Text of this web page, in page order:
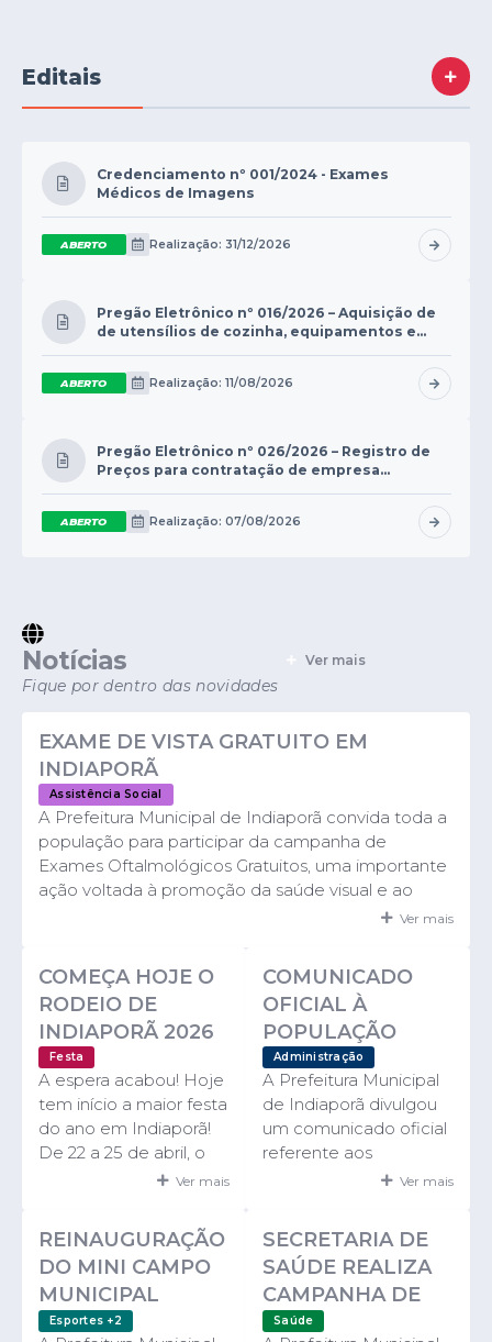
Galeria de Fotos
Notícias
Obras
Galeria de Vídeos
Projetos
Contas Públicas
Serviços Online
Transparência
Agenda
SIC
Contato
Editais
Credenciamento nº 001/2024 - Exames
Médicos de Imagens
ABERTO Realização: 31/12/2026
Pregão Eletrônico nº 016/2026 – Aquisição de
de utensílios de cozinha, equipamentos e
ABERTO Realização: 11/08/2026
Pregão Eletrônico nº 026/2026 – Registro de
Preços para contratação de empresa
recebimento e disposição...
ABERTO Realização: 07/08/2026
Notícias
Fique por dentro das novidades
Ver mais
EXAME DE VISTA GRATUITO EM
INDIAPORÃ
Assistência Social
A Prefeitura Municipal de Indiaporã convida toda a
população para participar da campanha de
Exames Oftalmológicos Gratuitos, uma importante
ação voltada à promoção da saúde visual e ao
cuidado com a qualidade de vida dos munícipes. 📅
atendimentos serão realizados de forma gratuita e
estarão disponíveis para toda a população. A
iniciativa busca facilitar o acesso aos cuidados...
Ver mais
COMEÇA HOJE O
RODEIO DE
INDIAPORÃ 2026
Festa
A espera acabou! Hoje
tem início a maior festa
do ano em Indiaporã!
De 22 a 25 de abril, o
Rodeio de Indiaporã
emoção, adrenalina e
diversão para toda a
população e visitantes.
Com entrada gratuita, o
evento acontece no
Ver mais
COMUNICADO
OFICIAL À
POPULAÇÃO
Administração
A Prefeitura Municipal
de Indiaporã divulgou
um comunicado oficial
referente aos
acontecimentos
do Garoto Country
2026, realizado no
último dia 04 de abril,
no Recinto de Festas
Ver mais
REINAUGURAÇÃO
DO MINI CAMPO
MUNICIPAL
ACONTECE NESTA
Esportes +2
SECRETARIA DE
SAÚDE REALIZA
CAMPANHA DE
VACINAÇÃO
Saúde